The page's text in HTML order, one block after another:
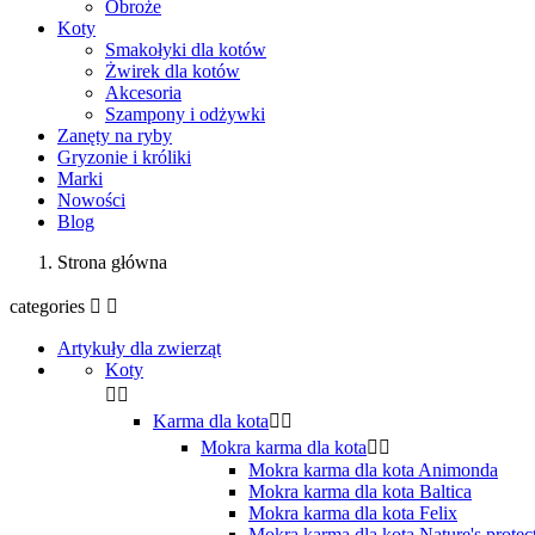
Obroże
Koty
Smakołyki dla kotów
Żwirek dla kotów
Akcesoria
Szampony i odżywki
Zanęty na ryby
Gryzonie i króliki
Marki
Nowości
Blog
Strona główna
categories  
Artykuły dla zwierząt
Koty
 
Karma dla kota 
Mokra karma dla kota 
Mokra karma dla kota Animonda
Mokra karma dla kota Baltica
Mokra karma dla kota Felix